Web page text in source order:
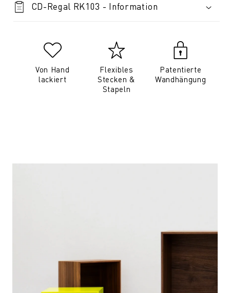
CD-Regal RK103 - Information
Von Hand
lackiert
Flexibles
Stecken &
Stapeln
Patentierte
Wandhängung